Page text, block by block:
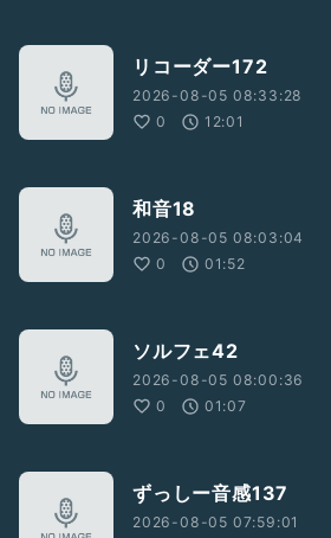
リコーダー172
2026-08-05 08:33:28
0
12:01
和音18
2026-08-05 08:03:04
0
01:52
ソルフェ42
2026-08-05 08:00:36
0
01:07
ずっしー音感137
2026-08-05 07:59:01